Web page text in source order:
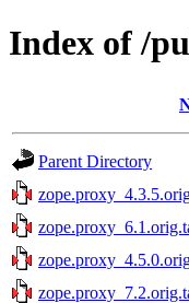
Index of /
Parent Directory